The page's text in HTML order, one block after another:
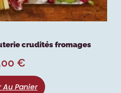
crudités fromages
€
Au Panier